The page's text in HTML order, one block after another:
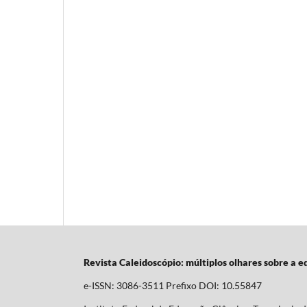
Revista Caleidoscópio: múltiplos olhares sobre a
e-ISSN: 3086-3511 Prefixo DOI: 10.55847